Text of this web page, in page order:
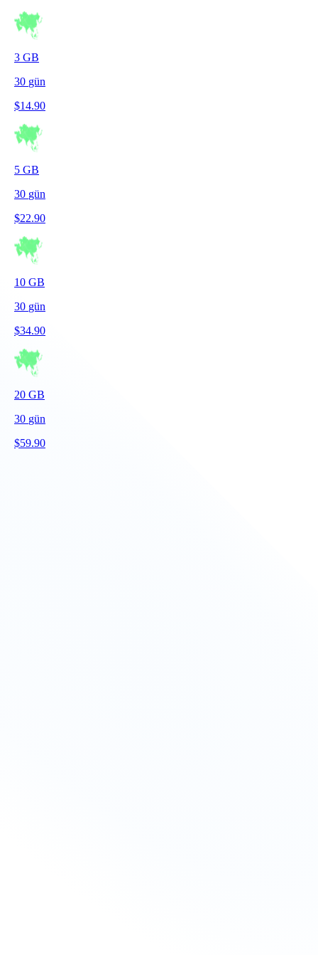
3 GB
30 gün
$14.90
5 GB
30 gün
$22.90
10 GB
30 gün
$34.90
20 GB
30 gün
$59.90